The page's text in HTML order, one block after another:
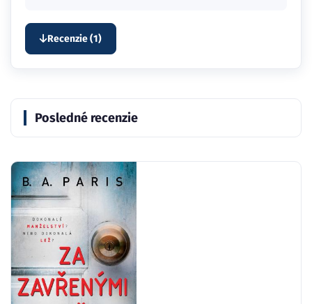
Recenzie (1)
Posledné recenzie